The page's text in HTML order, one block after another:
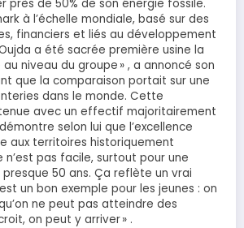
près de 50% de son énergie fossile.
à l’échelle mondiale, basé sur des
financiers et liés au développement
a été sacrée première usine la
niveau du groupe » , a annoncé son
que la comparaison portait sur une
dans le monde. Cette
avec un effectif majoritairement
selon lui que l’excellence
aux territoires historiquement
n’est pas facile, surtout pour une
50 ans. Ça reflète un vrai
un bon exemple pour les jeunes : on
ne peut pas atteindre des
on peut y arriver » .